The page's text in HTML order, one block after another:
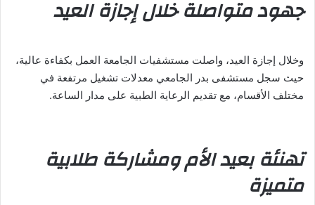
جهود متواصلة خلال إجازة العيد
وخلال إجازة العيد، واصلت مستشفيات الجامعة العمل بكفاءة عالية،
حيث سجل مستشفى بدر الجامعي معدلات تشغيل مرتفعة في
مختلف الأقسام، مع تقديم الرعاية الطبية على مدار الساعة.
تهنئة بعيد الأم ومشاركة طلابية
متميزة